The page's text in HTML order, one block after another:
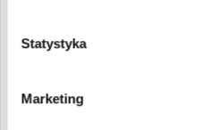
Statystyka
Marketing